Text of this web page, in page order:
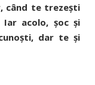
când te trezeşti
acolo, şoc şi
dar te şi